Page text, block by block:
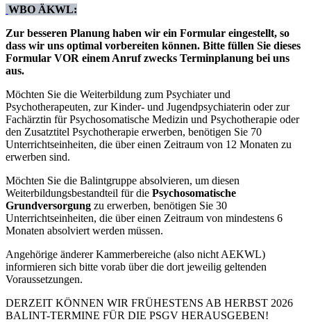
WBO ÄKWL:
Zur besseren Planung haben wir ein Formular eingestellt, so
dass wir uns optimal vorbereiten können. Bitte füllen Sie dieses
Formular VOR einem Anruf zwecks Terminplanung bei uns
aus.
Möchten Sie die Weiterbildung zum Psychiater und
Psychotherapeuten, zur Kinder- und Jugendpsychiaterin oder zur
Fachärztin für Psychosomatische Medizin und Psychotherapie oder
den Zusatztitel Psychotherapie erwerben, benötigen Sie 70
Unterrichtseinheiten, die über einen Zeitraum von 12 Monaten zu
erwerben sind.
Möchten Sie die Balintgruppe absolvieren, um diesen
Weiterbildungsbestandteil für die Psychosomatische
Grundversorgung zu erwerben, benötigen Sie 30
Unterrichtseinheiten, die über einen Zeitraum von mindestens 6
Monaten absolviert werden müssen.
Angehörige änderer Kammerbereiche (also nicht AEKWL)
informieren sich bitte vorab über die dort jeweilig geltenden
Voraussetzungen.
DERZEIT KÖNNEN WIR FRÜHESTENS AB HERBST 2026
BALINT-TERMINE FÜR DIE PSGV HERAUSGEBEN!